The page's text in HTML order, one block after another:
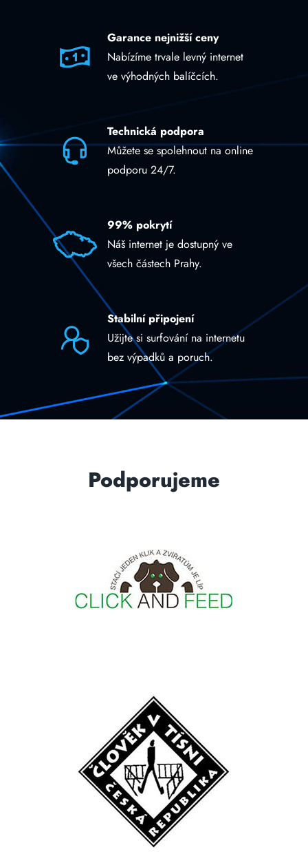
Garance nejnižší ceny
Nabízíme trvale levný internet
ve výhodných balíčcích.
Technická podpora
Můžete se spolehnout na online
podporu 24/7.
99% pokrytí
Náš internet je dostupný ve
všech částech Prahy.
Stabilní připojení
Užijte si surfování na internetu
bez výpadků a poruch.
Podporujeme